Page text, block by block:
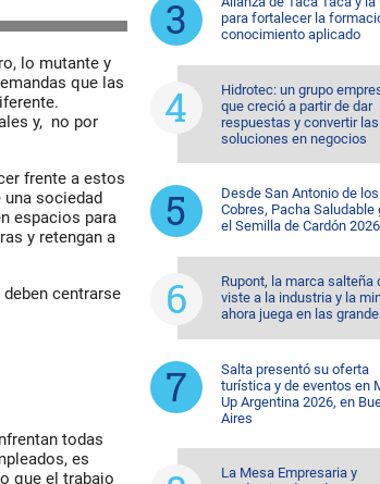
lo mutante y
que las
y, no por
frente a estos
sociedad
espacios para
y retengan a
centrarse
todas
es
que el trabajo
para fortalecer la
conocimiento aplicado
Hidrotec: un grupo
que creció a partir de dar
respuestas y convertir las
soluciones en negocios
Desde San Antonio de los
Cobres, Pacha Saludable
el Semilla de Cardón 2026
Rupont, la marca salteña
viste a la industria y la
ahora juega en las
Salta presentó su oferta
turística y de eventos en
Up Argentina 2026, en
Aires
La Mesa Empresaria y